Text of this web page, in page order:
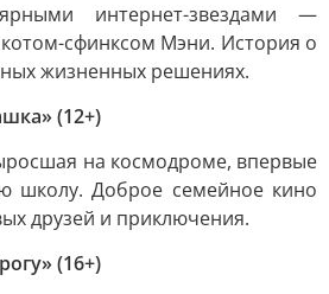
интернет-звездами —
сфинксом Мэни. История о
жизненных решениях.
(12+)
на космодроме, впервые
школу. Доброе семейное кино
друзей и приключения.
(16+)